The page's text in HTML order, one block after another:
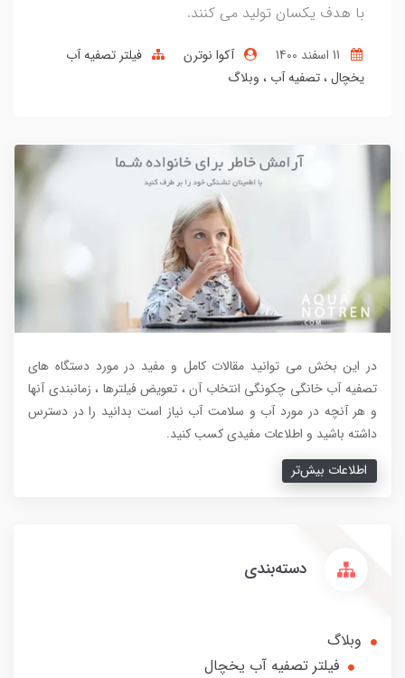
با هدف یکسان تولید می کنند.
آکوا نوترن
فیلتر تصفیه آب
یخچال تصفیه آب وبلاگ
در این بخش می توانید مقالات کامل و مفید در مورد دستگاه های
تصفیه آب خانگی چکونگی انتخاب آن ، تعویض فیلترها ، زمانبندی آنها
و هر آنچه در مورد آب و سلامت آب نیاز است بدانید را در دسترس
داشته باشید و اطلاعات مفیدی کسب کنید.
اطلاعات بیش‌تر
دسته‌بندی
وبلاگ
فیلتر تصفیه آب یخچال